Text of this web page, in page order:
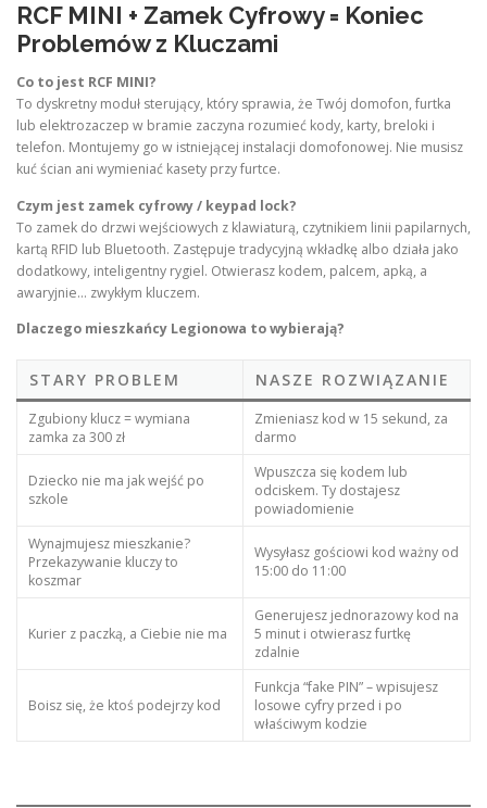
RCF MINI + Zamek Cyfrowy = Koniec
Problemów z Kluczami
Co to jest RCF MINI?
To dyskretny moduł sterujący, który sprawia, że Twój domofon, furtka
lub elektrozaczep w bramie zaczyna rozumieć kody, karty, breloki i
telefon. Montujemy go w istniejącej instalacji domofonowej. Nie musisz
kuć ścian ani wymieniać kasety przy furtce.
Czym jest zamek cyfrowy / keypad lock?
To zamek do drzwi wejściowych z klawiaturą, czytnikiem linii papilarnych,
kartą RFID lub Bluetooth. Zastępuje tradycyjną wkładkę albo działa jako
dodatkowy, inteligentny rygiel. Otwierasz kodem, palcem, apką, a
awaryjnie… zwykłym kluczem.
Dlaczego mieszkańcy Legionowa to wybierają?
STARY PROBLEM NASZE ROZWIĄZANIE
Zgubiony klucz = wymiana
zamka za 300 zł
Zmieniasz kod w 15 sekund, za
darmo
Dziecko nie ma jak wejść po
szkole
Wpuszcza się kodem lub
odciskem. Ty dostajesz
powiadomienie
Wynajmujesz mieszkanie?
Przekazywanie kluczy to
koszmar
Wysyłasz gościowi kod ważny od
15:00 do 11:00
Kurier z paczką, a Ciebie nie ma
Generujesz jednorazowy kod na
5 minut i otwierasz furtkę
zdalnie
Boisz się, że ktoś podejrzy kod
Funkcja “fake PIN” – wpisujesz
losowe cyfry przed i po
właściwym kodzie